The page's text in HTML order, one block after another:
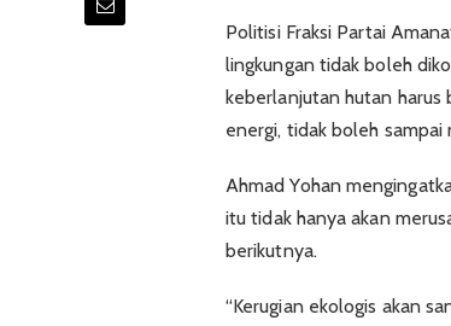
Politisi Fraksi Partai
lingkungan tidak boleh
keberlanjutan hutan harus
energi, tidak boleh sampai
Ahmad Yohan
itu tidak hanya akan
berikutnya.
“Kerugian ekologis akan